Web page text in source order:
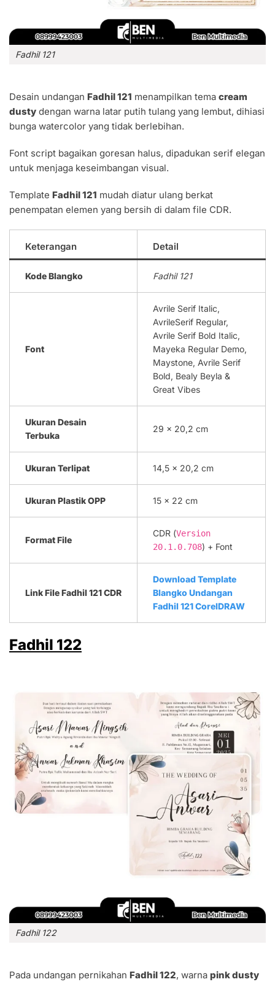
Fadhil 121
Desain undangan Fadhil 121 menampilkan tema cream
dusty dengan warna latar putih tulang yang lembut, dihiasi
bunga watercolor yang tidak berlebihan.
Font script bagaikan goresan halus, dipadukan serif elegan
untuk menjaga keseimbangan visual.
Template Fadhil 121 mudah diatur ulang berkat
penempatan elemen yang bersih di dalam file CDR.
Keterangan Detail
Kode Blangko Fadhil 121
Font
Avrile Serif Italic,
AvrileSerif Regular,
Avrile Serif Bold Italic,
Mayeka Regular Demo,
Maystone, Avrile Serif
Bold, Bealy Beyla &
Great Vibes
Ukuran Desain
Terbuka
29 x 20,2 cm
Ukuran Terlipat 14,5 x 20,2 cm
Ukuran Plastik OPP 15 x 22 cm
Format File
CDR (Version
20.1.0.708) + Font
Link File Fadhil 121 CDR
Download Template
Blangko Undangan
Fadhil 121 CorelDRAW
Fadhil 122
Fadhil 122
Pada undangan pernikahan Fadhil 122, warna pink dusty